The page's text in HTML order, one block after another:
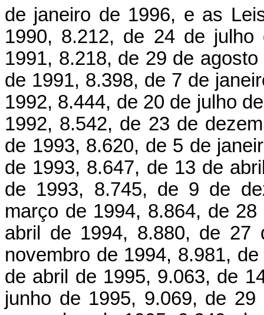
de janeiro de 1996, e as
1990, 8.212, de 24 de
1991, 8.218, de 29 de
de 1991, 8.398, de 7 de
1992, 8.444, de 20 de julho
1992, 8.542, de 23 de
de 1993, 8.620, de 5 de
de 1993, 8.647, de 13 de
de 1993, 8.745, de 9 de
março de 1994, 8.864, de
abril de 1994, 8.880, de
novembro de 1994, 8.981,
de abril de 1995, 9.063, de
junho de 1995, 9.069, de